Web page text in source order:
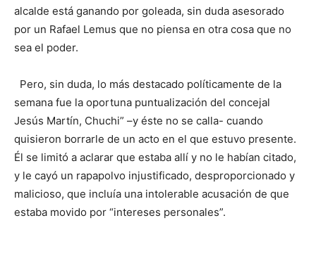
alcalde está ganando por goleada, sin duda asesorado
por un Rafael Lemus que no piensa en otra cosa que no
sea el poder.
Pero, sin duda, lo más destacado políticamente de la
semana fue la oportuna puntualización del concejal
Jesús Martín, Chuchi” –y éste no se calla- cuando
quisieron borrarle de un acto en el que estuvo presente.
Él se limitó a aclarar que estaba allí y no le habían citado,
y le cayó un rapapolvo injustificado, desproporcionado y
malicioso, que incluía una intolerable acusación de que
estaba movido por “intereses personales”.